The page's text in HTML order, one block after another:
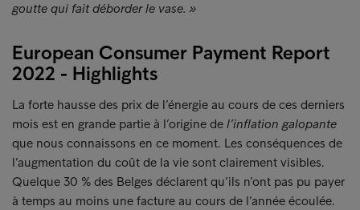
goutte qui fait déborder le vase. »
European Consumer Payment Report
2022 - Highlights
La forte hausse des prix de l’énergie au cours de ces derniers
mois est en grande partie à l’origine de l’inflation galopante
que nous connaissons en ce moment. Les conséquences de
l’augmentation du coût de la vie sont clairement visibles.
Quelque 30 % des Belges déclarent qu’ils n’ont pas pu payer
à temps au moins une facture au cours de l’année écoulée.